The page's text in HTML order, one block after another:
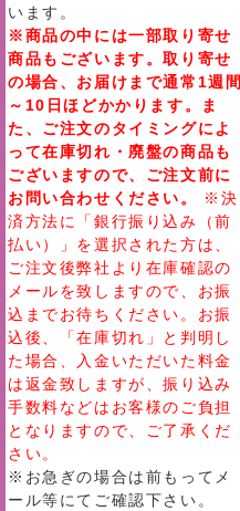
います。
※商品の中には一部取り寄せ
商品もございます。取り寄せ
の場合、お届けまで通常1週間
～10日ほどかかります。ま
た、ご注文のタイミングによ
って在庫切れ・廃盤の商品も
ございますので、ご注文前に
お問い合わせください。
※決
済方法に「銀行振り込み（前
払い）」を選択された方は、
ご注文後弊社より在庫確認の
メールを致しますので、お振
込までお待ちください。お振
込後、「在庫切れ」と判明し
た場合、入金いただいた料金
は返金致しますが、振り込み
手数料などはお客様のご負担
となりますので、ご了承くだ
さい。
※お急ぎの場合は前もってメ
ール等にてご確認下さい。